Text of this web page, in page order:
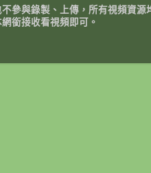
參與錄製、上傳，所有視頻資
銜接收看視頻即可。